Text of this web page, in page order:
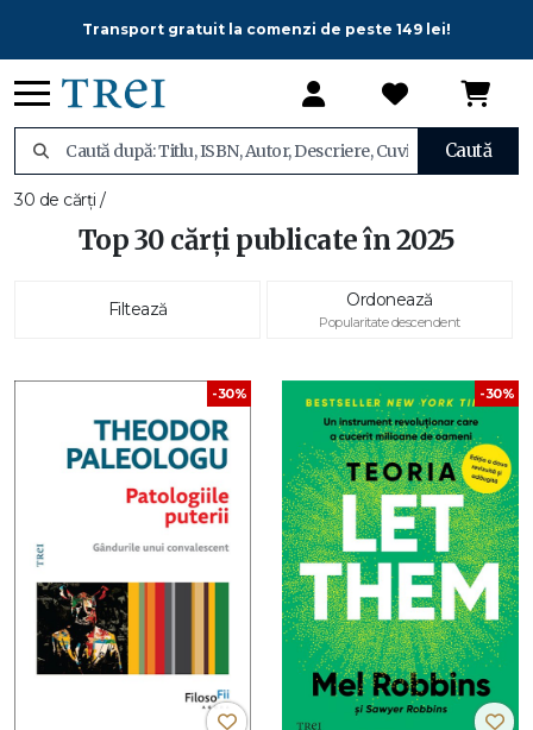
Transport gratuit la comenzi de peste 149 lei!
Caută
30 de cărți /
Top 30 cărți publicate în 2025
Filtează Ordonează
Popularitate descendent
-30% -30%